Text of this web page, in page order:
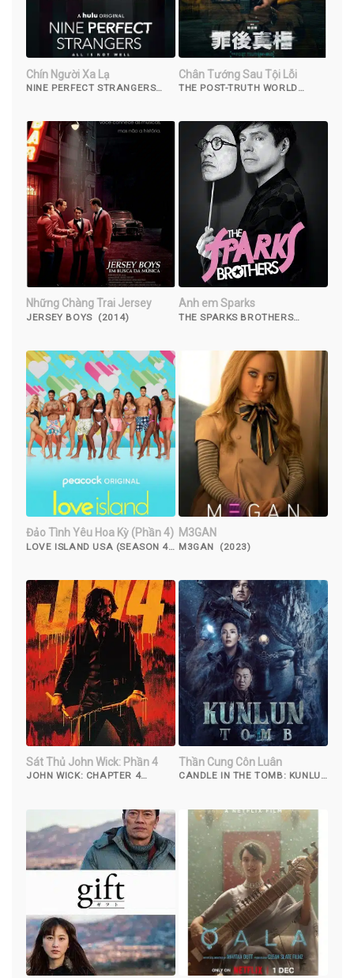
Chín Người Xa Lạ
NINE PERFECT STRANGERS
Chân Tướng Sau Tội Lỗi
THE POST-TRUTH WORLD
Những Chàng Trai Jersey
JERSEY BOYS (2014)
Anh em Sparks
THE SPARKS BROTHERS
Đảo Tình Yêu Hoa Kỳ (Phần 4)￼
LOVE ISLAND USA (SEASON 4)
M3GAN
M3GAN (2023)
Sát Thủ John Wick: Phần 4
JOHN WICK: CHAPTER 4
Thần Cung Côn Luân
CANDLE IN THE TOMB: KUNLUN